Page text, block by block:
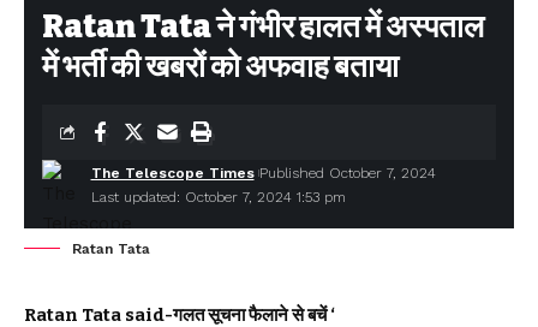
Ratan Tata ने गंभीर हालत में अस्पताल
में भर्ती की खबरों को अफवाह बताया
Last updated: October 7, 2024 1:53 pm
The Telescope Times Published October 7, 2024
Ratan Tata
Ratan Tata said-गलत सूचना फैलाने से बचें ‘